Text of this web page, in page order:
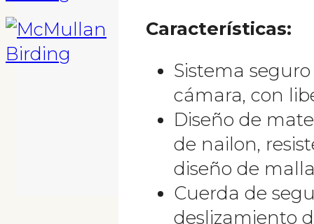
Características:
Sistema
cámara, con
Diseño de
de nailon,
diseño de
Cuerda de
deslizamiento